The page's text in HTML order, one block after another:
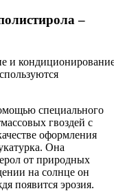
–
и
специального
гвоздей с
оформления
Она
от природных
на солнце он
появится эрозия.